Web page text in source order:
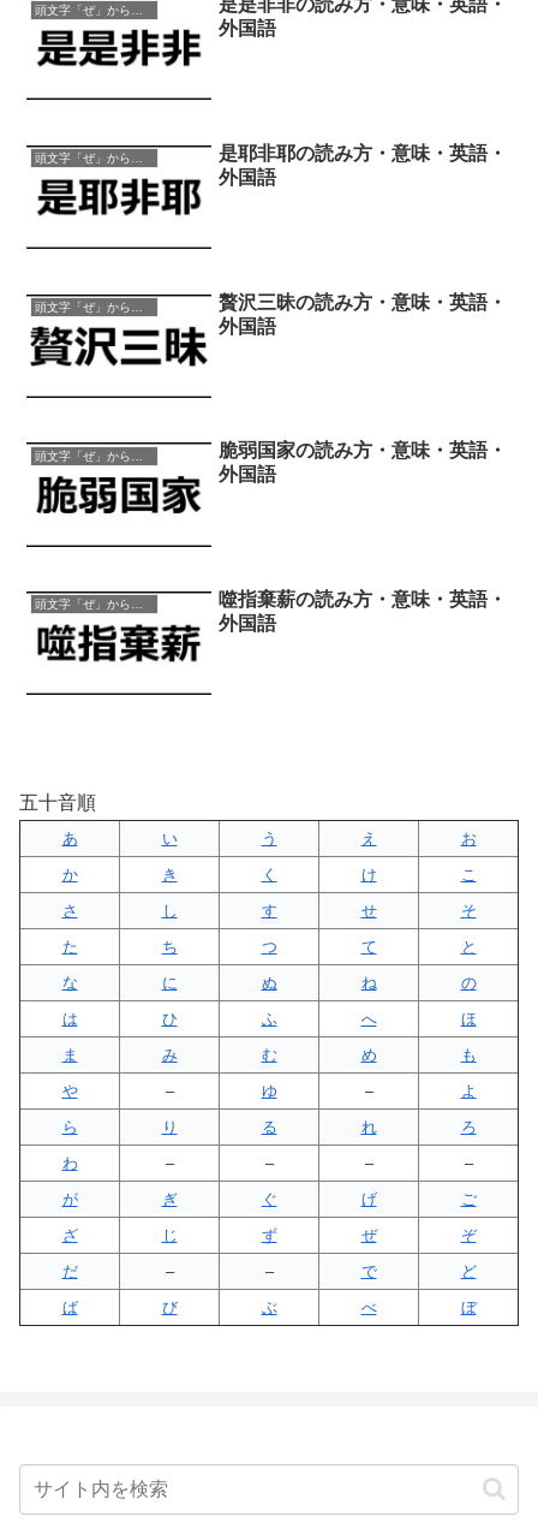
是是非非の読み方・意味・英語・
外国語
頭文字「ぜ」から始まる四字熟語
是耶非耶の読み方・意味・英語・
外国語
贅沢三昧の読み方・意味・英語・
外国語
脆弱国家の読み方・意味・英語・
外国語
頭文字「ぜ」から始まる四字熟語
噬指棄薪の読み方・意味・英語・
外国語
五十音順
あ い う え
お
か
き く け
こ
さ
し す せ
そ
た
ち つ て
と
な
に ぬ ね
の
は
ひ ふ へ
ほ
ま
み む め
も
や
– ゆ –
よ
ら
り る れ
ろ
わ
– – –
–
が
ぎ ぐ げ
ご
ざ
じ ず ぜ
ぞ
だ
– – で
ど
ば
び ぶ べ ぼ